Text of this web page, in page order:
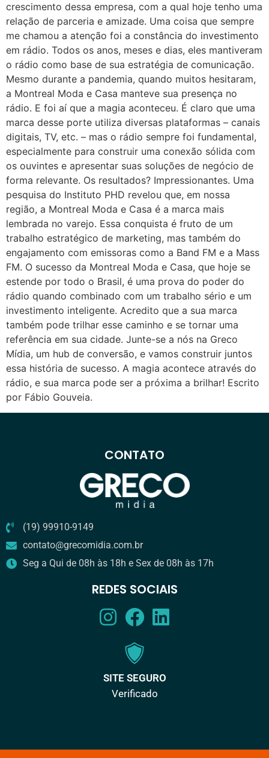
crescimento dessa empresa, com a qual hoje tenho uma
relação de parceria e amizade. Uma coisa que sempre
me chamou a atenção foi a constância do investimento
em rádio. Todos os anos, meses e dias, eles mantiveram
o rádio como base de sua estratégia de comunicação.
Mesmo durante a pandemia, quando muitos hesitaram,
a Montreal Moda e Casa manteve sua presença no
rádio. E foi aí que a magia aconteceu. É claro que uma
marca desse porte utiliza diversas plataformas – canais
digitais, TV, etc. – mas o rádio sempre foi fundamental,
especialmente para construir uma conexão sólida com
os ouvintes e apresentar suas soluções de negócio de
forma relevante. Os resultados? Impressionantes. Uma
pesquisa do Instituto PHD revelou que, em nossa
região, a Montreal Moda e Casa é a marca mais
lembrada no varejo. Essa conquista é fruto de um
trabalho estratégico de marketing, mas também do
engajamento com emissoras como a Band FM e a Mass
FM. O sucesso da Montreal Moda e Casa, que hoje se
estende por todo o Brasil, é uma prova do poder do
rádio quando combinado com um trabalho sério e um
investimento inteligente. Acredito que a sua marca
também pode trilhar esse caminho e se tornar uma
referência em sua cidade. Junte-se a nós na Greco
Mídia, um hub de conversão, e vamos construir juntos
essa história de sucesso. A magia acontece através do
rádio, e sua marca pode ser a próxima a brilhar! Escrito
por Fábio Gouveia.
CONTATO
(19) 99910-9149
contato@grecomidia.com.br
Seg a Qui de 08h às 18h e Sex de 08h às 17h
REDES SOCIAIS
SITE SEGURO
Verificado